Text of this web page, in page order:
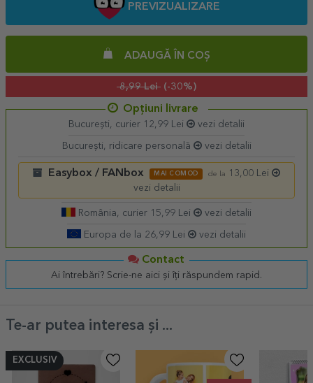
PREVIZUALIZARE
ADAUGĂ ÎN COȘ
8,99 Lei (-30%)
Opțiuni livrare
București, curier 12,99 Lei vezi detalii
București, ridicare personală vezi detalii
Easybox / FANbox MAI COMOD de la
13,00 Lei
vezi detalii
România, curier 15,99 Lei vezi detalii
Europa de la 26,99 Lei vezi detalii
Contact
Ai întrebări? Scrie-ne aici și îți răspundem rapid.
Te-ar putea interesa și ...
EXCLUSIV